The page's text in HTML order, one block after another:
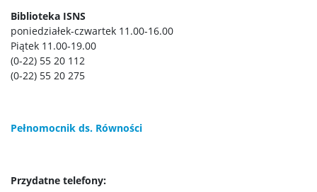
Publikacje
Kronika
Biblioteka ISNS
poniedziałek-czwartek 11.00-16.00
Piątek 11.00-19.00
(0-22) 55 20 112
(0-22) 55 20 275
Pełnomocnik ds. Równości
Przydatne telefony: